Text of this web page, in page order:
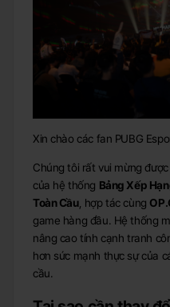
Xin chào các fan PUBG
Chúng tôi rất vui mừng
của hệ thống Bảng Xếp
Toàn Cầu, hợp tác cùng
game hàng đầu. Hệ thống
nâng cao tính cạnh tranh
hơn sức mạnh thực sự của
cầu.